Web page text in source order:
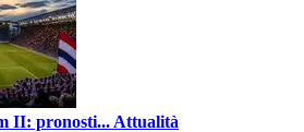
II: pronosti... Attualità